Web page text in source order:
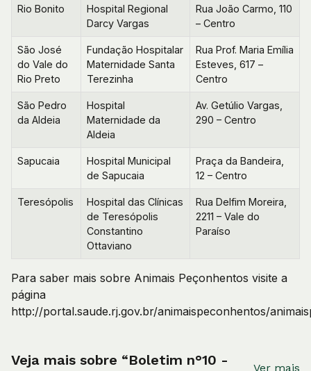
Rio Bonito
Hospital Regional
Darcy Vargas
Rua João Carmo, 110
– Centro
São José
do Vale do
Rio Preto
Fundação Hospitalar
Maternidade Santa
Terezinha
Rua Prof. Maria Emília
Esteves, 617 –
Centro
São Pedro
da Aldeia
Hospital
Maternidade da
Aldeia
Av. Getúlio Vargas,
290 – Centro
Sapucaia
Hospital Municipal
de Sapucaia
Praça da Bandeira,
12 – Centro
Teresópolis
Hospital das Clínicas
de Teresópolis
Constantino
Ottaviano
Rua Delfim Moreira,
2211 – Vale do
Paraíso
Para saber mais sobre Animais Peçonhentos visite a
página
http://portal.saude.rj.gov.br/animaispeconhentos/
Veja mais sobre “Boletim n°10 -
Ver mais